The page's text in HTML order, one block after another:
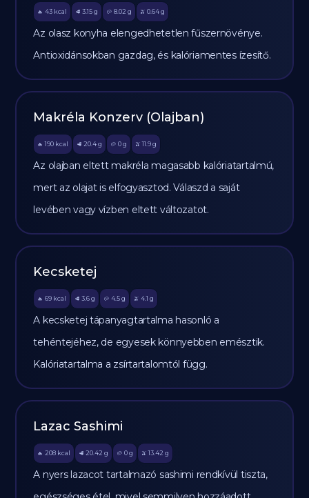
🔥 43 kcal 🥩 3.15 g 🥔 8.02 g 🫒 0.64 g
Az olasz konyha elengedhetetlen fűszernövénye.
Antioxidánsokban gazdag, és kalóriamentes ízesítő.
Makréla Konzerv (Olajban)
🔥 190 kcal 🥩 20.4 g 🥔 0g 🫒 11.9 g
Az olajban eltett makréla magasabb kalóriatartalmú,
mert az olajat is elfogyasztod. Válaszd a saját
levében vagy vízben eltett változatot.
Kecsketej
🔥 69 kcal 🥩 3.6 g 🥔 4.5g 🫒 4.1 g
A kecsketej tápanyagtartalma hasonló a
tehéntejéhez, de egyesek könnyebben emésztik.
Kalóriatartalma a zsírtartalomtól függ.
Lazac Sashimi
🔥 208 kcal 🥩 20.42 g 🥔 0g 🫒 13.42 g
A nyers lazacot tartalmazó sashimi rendkívül tiszta,